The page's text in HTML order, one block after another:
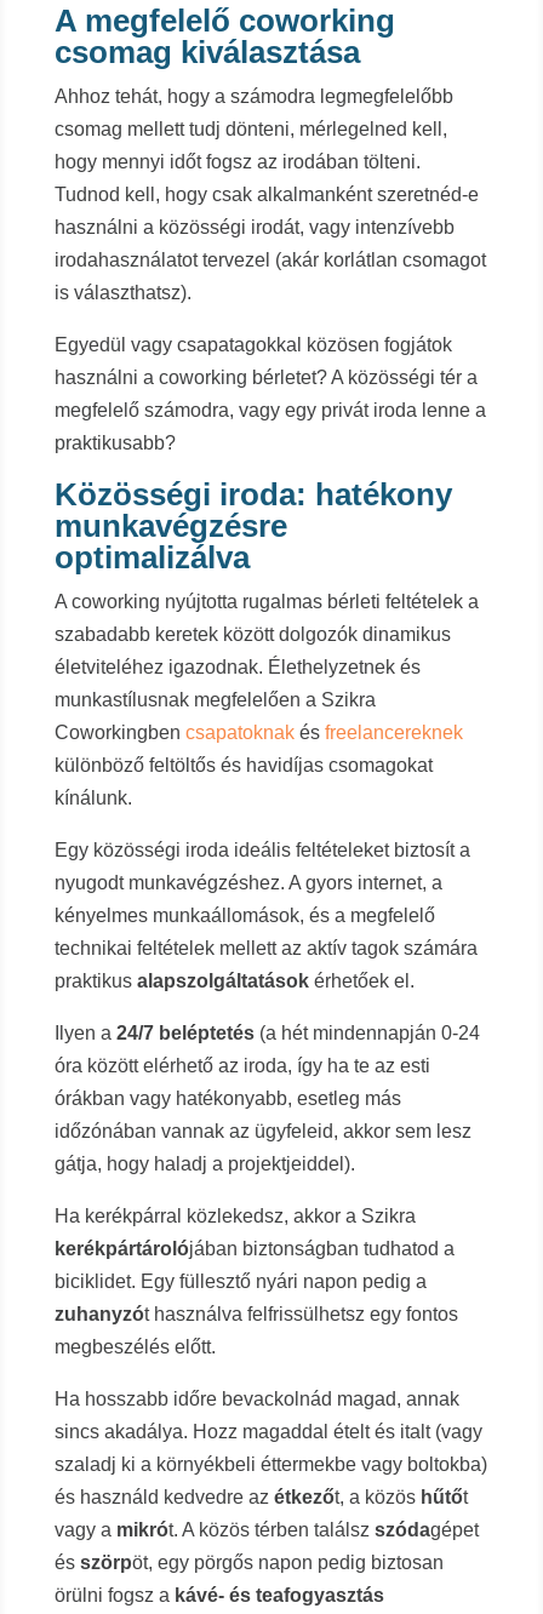
A megfelelő coworking
csomag kiválasztása
Ahhoz tehát, hogy a számodra legmegfelelőbb
csomag mellett tudj dönteni, mérlegelned kell,
hogy mennyi időt fogsz az irodában tölteni.
Tudnod kell, hogy csak alkalmanként szeretnéd-e
használni a közösségi irodát, vagy intenzívebb
irodahasználatot tervezel (akár korlátlan csomagot
is választhatsz).
Egyedül vagy csapatagokkal közösen fogjátok
használni a coworking bérletet? A közösségi tér a
megfelelő számodra, vagy egy privát iroda lenne a
praktikusabb?
Közösségi iroda: hatékony
munkavégzésre
optimalizálva
A coworking nyújtotta rugalmas bérleti feltételek a
szabadabb keretek között dolgozók dinamikus
életviteléhez igazodnak. Élethelyzetnek és
munkastílusnak megfelelően a Szikra
Coworkingben csapatoknakésfreelancereknek
különböző feltöltős és havidíjas csomagokat
kínálunk.
Egy közösségi iroda ideális feltételeket biztosít a
nyugodt munkavégzéshez. A gyors internet, a
kényelmes munkaállomások, és a megfelelő
technikai feltételek mellett az aktív tagok számára
praktikus alapszolgáltatásokérhetőek el.
Ilyen a 24/7 beléptetés(a hét mindennapján 0-24
óra között elérhető az iroda, így ha te az esti
órákban vagy hatékonyabb, esetleg más
időzónában vannak az ügyfeleid, akkor sem lesz
gátja, hogy haladj a projektjeiddel).
Ha kerékpárral közlekedsz, akkor a Szikra
kerékpártárolójában biztonságban tudhatod a
biciklidet. Egy füllesztő nyári napon pedig a
zuhanyzót használva felfrissülhetsz egy fontos
megbeszélés előtt.
Ha hosszabb időre bevackolnád magad, annak
sincs akadálya. Hozz magaddal ételt és italt (vagy
szaladj ki a környékbeli éttermekbe vagy boltokba)
és használd kedvedre az étkezőt, a közös hűtőt
vagy a mikrót. A közös térben találsz szódagépet
és szörpöt, egy pörgős napon pedig biztosan
örülni fogsz a kávé- és teafogyasztás